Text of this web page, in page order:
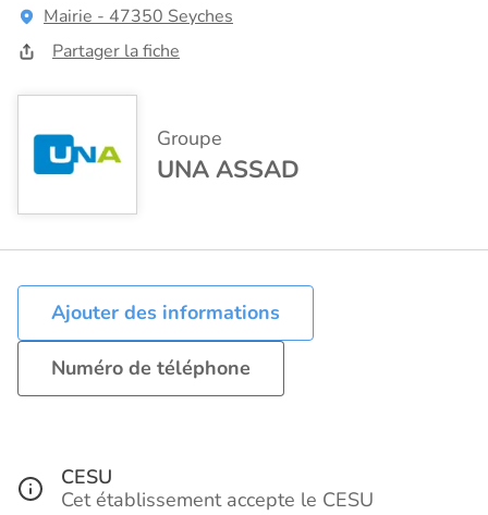
Mairie - 47350 Seyches
Partager la fiche
Groupe
UNA ASSAD
Ajouter des informations
Numéro de téléphone
CESU
Cet établissement accepte le CESU